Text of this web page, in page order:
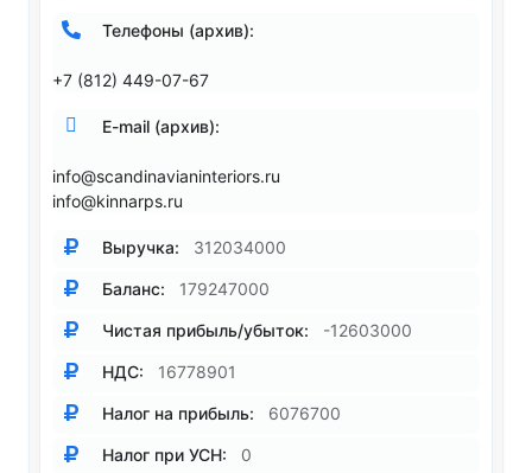
Телефоны (архив):
+7 (812) 449-07-67
E-mail (архив):
info@scandinavianinteriors.ru
info@kinnarps.ru
Выручка: 312034000
Баланс: 179247000
Чистая прибыль/убыток: -12603000
НДС: 16778901
Налог на прибыль: 6076700
Налог при УСН: 0